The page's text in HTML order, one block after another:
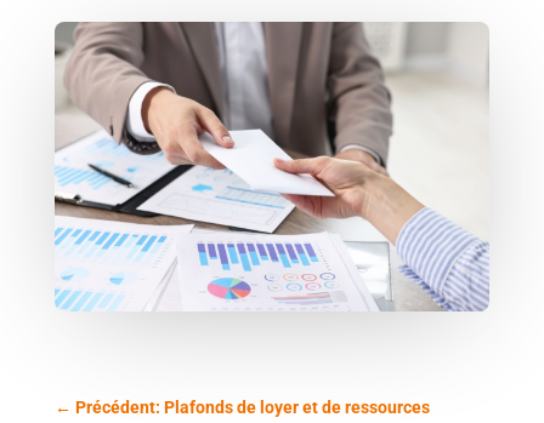
← Précédent: Plafonds de loyer et de ressources